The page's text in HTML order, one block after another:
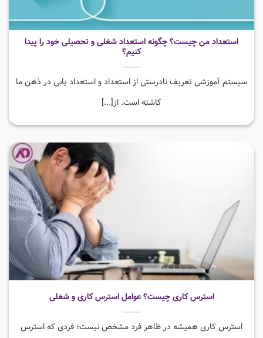
استعداد من چیست؟ چگونه استعداد شغلی و تحصیلی خود را پیدا
کنیم؟
سیستم آموزشی تعریف نادرستی از استعداد و استعداد یابی در ذهن ما
کاشته است. از[...]
استرس کاری چیست؟ عوامل استرس کاری و شغلی
استرس کاری همیشه در ظاهر فرد مشخص نیست؛ فردی که استرس